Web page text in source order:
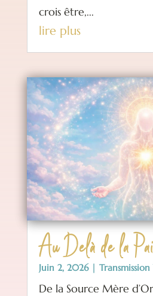
crois être,...
lire plus
Au Delà de la
Juin 2, 2026|
De la Source Mère